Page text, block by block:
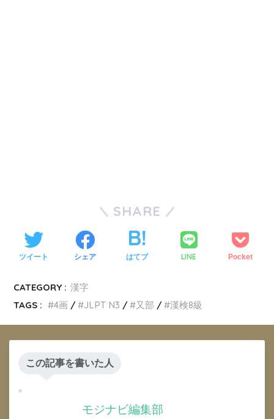
SHARE
ツイート シェア はてブ LINE Pocket
CATEGORY : 漢字
TAGS :
4画 JLPT N3 又部 漢検8級
この記事を書いた人
モジナビ編集部